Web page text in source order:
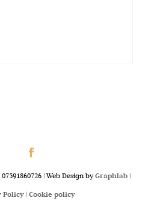
| Web Design byGraphlab|
Policy |Cookie policy